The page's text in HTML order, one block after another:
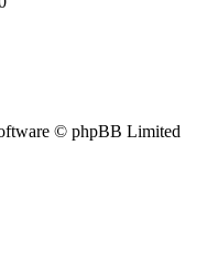
© phpBB Limited